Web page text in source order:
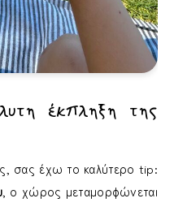
έκπληξη της
σας έχω το καλύτερο tip:
, ο χώρος μεταμορφώνεται